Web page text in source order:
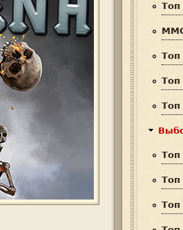
Топ
Топ
Топ
Топ
Топ
Топ
Топ